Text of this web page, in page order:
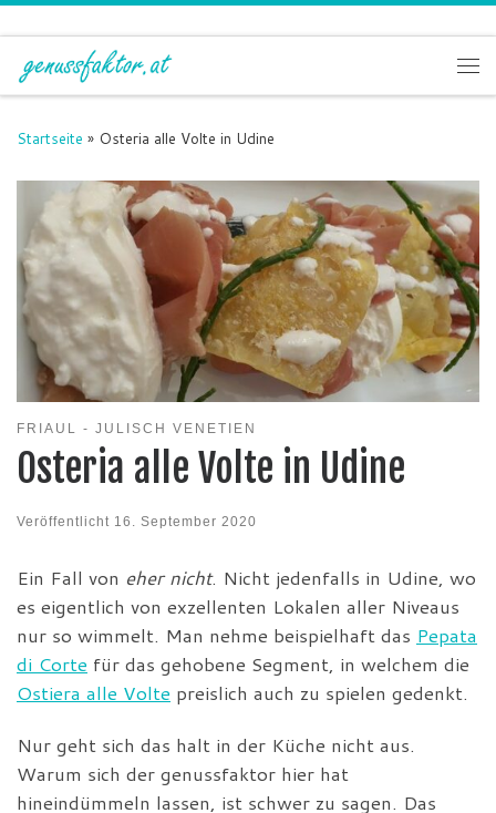
Zum Inhalt springen
Startseite » Osteria alle Volte in Udine
FRIAUL - JULISCH VENETIEN
Osteria alle Volte in Udine
Veröffentlicht 16. September 2020
Ein Fall von eher nicht. Nicht jedenfalls in Udine, wo
es eigentlich von exzellenten Lokalen aller Niveaus
nur so wimmelt. Man nehme beispielhaft das Pepata
di Corte für das gehobene Segment, in welchem die
Ostiera alle Volte preislich auch zu spielen gedenkt.
Nur geht sich das halt in der Küche nicht aus.
Warum sich der genussfaktor hier hat
hineindümmeln lassen, ist schwer zu sagen. Das